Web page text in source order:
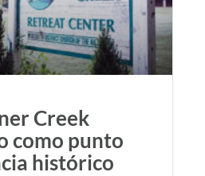
Creek
como punto
histórico